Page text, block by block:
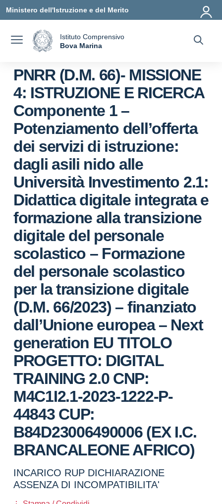
Ministero dell'Istruzione e del Merito
Istituto Comprensivo
Bova Marina
PNRR (D.M. 66)- MISSIONE
4: ISTRUZIONE E RICERCA
Componente 1 –
Potenziamento dell’offerta
dei servizi di istruzione:
dagli asili nido alle
Università Investimento 2.1:
Didattica digitale integrata e
formazione alla transizione
digitale del personale
scolastico – Formazione
del personale scolastico
per la transizione digitale
(D.M. 66/2023) – finanziato
dall’Unione europea – Next
generation EU TITOLO
PROGETTO: DIGITAL
TRAINING 2.0 CNP:
M4C1I2.1-2023-1222-P-
44843 CUP:
B84D23006490006 (EX I.C.
BRANCALEONE AFRICO)
INCARICO RUP DICHIARAZIONE
ASSENZA DI INCOMPATIBILITA'